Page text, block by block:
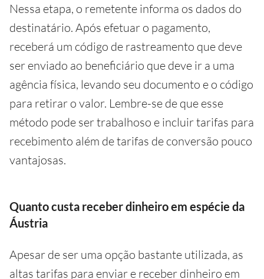
Nessa etapa, o remetente informa os dados do
destinatário. Após efetuar o pagamento,
receberá um código de rastreamento que deve
ser enviado ao beneficiário que deve ir a uma
agência física, levando seu documento e o código
para retirar o valor. Lembre-se de que esse
método pode ser trabalhoso e incluir tarifas para
recebimento além de tarifas de conversão pouco
vantajosas.
Quanto custa receber dinheiro em espécie da
Áustria
Apesar de ser uma opção bastante utilizada, as
altas tarifas para enviar e receber dinheiro em